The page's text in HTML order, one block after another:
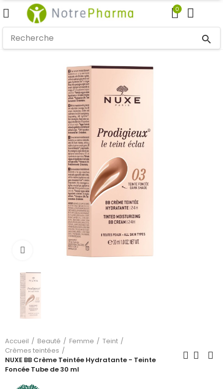
0
search
Cliquez pour agrandir
Accueil Beauté Femme
Teint
Crèmes teintées
NUXE BB Crème Teintée Hydratante - Teinte
Foncée Tube de 30 ml